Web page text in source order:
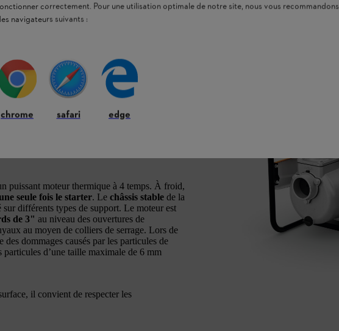
d’eau avec un haut
à eau STIHL WP 600 vous permet de
pouvez par exemple puiser l’eau douce
puissant moteur thermique à 4 temps. À froid,
seule fois le starter. Le châssis stable de la
sur différents types de support. Le moteur est
de 3" au niveau des ouvertures de
au moyen de colliers de serrage. Lors de
dommages causés par les particules de
particules d’une taille maximale de 6 mm
il convient de respecter les
correctement. Pour une utilisation optimale de notre site, nous vous recommandons
navigateurs suivants :
chrome safari edge